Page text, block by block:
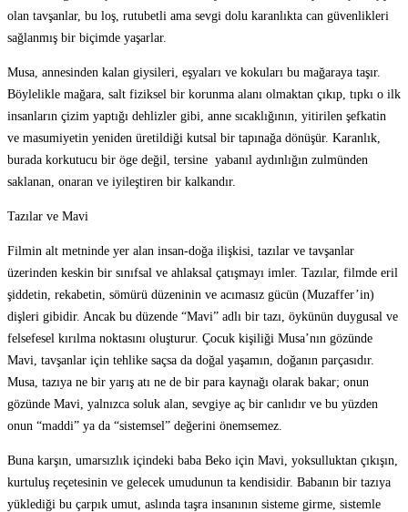
olan tavşanlar, bu loş, rutubetli ama sevgi dolu karanlıkta can güvenlikleri
sağlanmış bir biçimde yaşarlar.
Musa, annesinden kalan giysileri, eşyaları ve kokuları bu mağaraya taşır.
Böylelikle mağara, salt fiziksel bir korunma alanı olmaktan çıkıp, tıpkı o ilk
insanların çizim yaptığı dehlizler gibi, anne sıcaklığının, yitirilen şefkatin
ve masumiyetin yeniden üretildiği kutsal bir tapınağa dönüşür. Karanlık,
burada korkutucu bir öge değil, tersine yabanıl aydınlığın zulmünden
saklanan, onaran ve iyileştiren bir kalkandır.
Tazılar ve Mavi
Filmin alt metninde yer alan insan-doğa ilişkisi, tazılar ve tavşanlar
üzerinden keskin bir sınıfsal ve ahlaksal çatışmayı imler. Tazılar, filmde eril
şiddetin, rekabetin, sömürü düzeninin ve acımasız gücün (Muzaffer’in)
dişleri gibidir. Ancak bu düzende “Mavi” adlı bir tazı, öykünün duygusal ve
felsefesel kırılma noktasını oluşturur. Çocuk kişiliği Musa’nın gözünde
Mavi, tavşanlar için tehlike saçsa da doğal yaşamın, doğanın parçasıdır.
Musa, tazıya ne bir yarış atı ne de bir para kaynağı olarak bakar; onun
gözünde Mavi, yalnızca soluk alan, sevgiye aç bir canlıdır ve bu yüzden
onun “maddi” ya da “sistemsel” değerini önemsemez.
Buna karşın, umarsızlık içindeki baba Beko için Mavi, yoksulluktan çıkışın,
kurtuluş reçetesinin ve gelecek umudunun ta kendisidir. Babanın bir tazıya
yüklediği bu çarpık umut, aslında taşra insanının sisteme girme, sistemle